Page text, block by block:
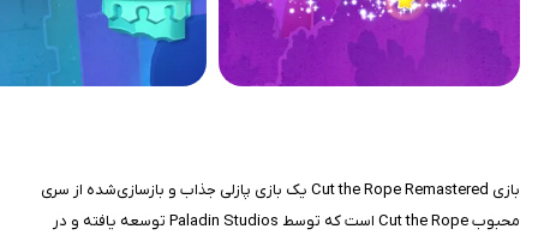
بازی Cut the Rope Remastered یک بازی پازلی جذاب و بازسازی‌شده از سری
محبوب Cut the Rope است که توسط Paladin Studios توسعه یافته و در